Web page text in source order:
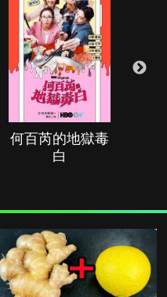
何百芮的地獄毒
白